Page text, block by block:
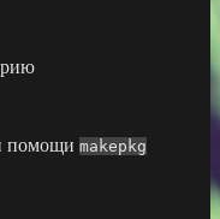
помощи makepkg